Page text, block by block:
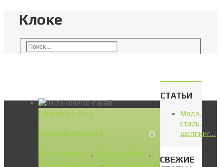
Клоке
Permalink Gallery
Словарь моды • 4
Детская мода, Детская обувь,
Детская одежда, Женская мода,
СТАТЬИ
Мода,
стиль,
шоппинг…
СВЕЖИЕ
О